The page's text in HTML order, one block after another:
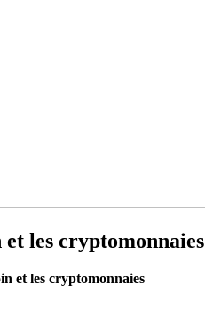
les cryptomonnaies
et les cryptomonnaies